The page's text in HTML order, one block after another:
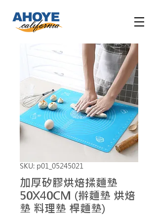
SKU: p01_05245021
加厚矽膠烘焙揉麵墊
50X40CM (擀麵墊 烘焙
墊 料理墊 桿麵墊)